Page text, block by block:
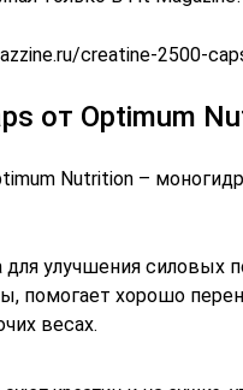
creatine-2500-
от Optimum
Nutrition –
улучшения силовых
помогает хорошо
весах.